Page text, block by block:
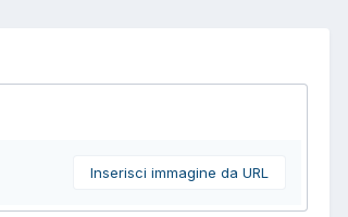
Inserisci immagine da URL